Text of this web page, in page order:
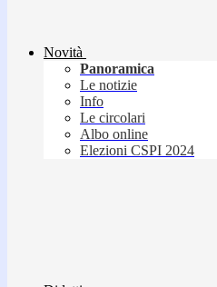
Novità
Panoramica
Le notizie
Info
Le circolari
Albo online
Elezioni CSPI 2024